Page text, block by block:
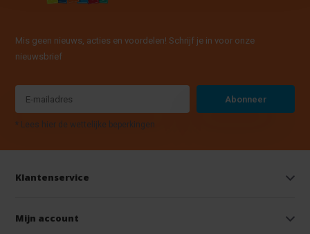
Mis geen nieuws, acties en voordelen! Schrijf je in voor onze
nieuwsbrief
Abonneer
* Lees hier de wettelijke beperkingen
Klantenservice
Mijn account